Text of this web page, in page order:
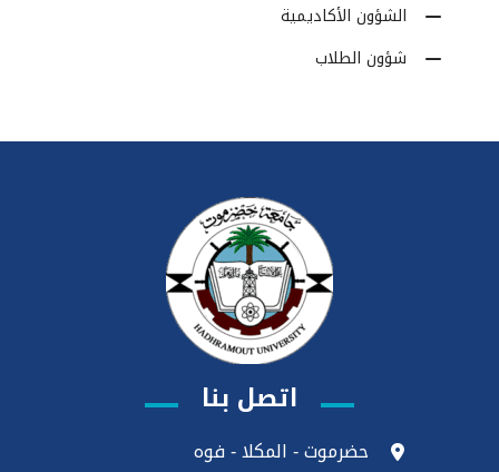
الشؤون الأكاديمية
شؤون الطلاب
اتصل بنا
حضرموت - المكلا - فوه